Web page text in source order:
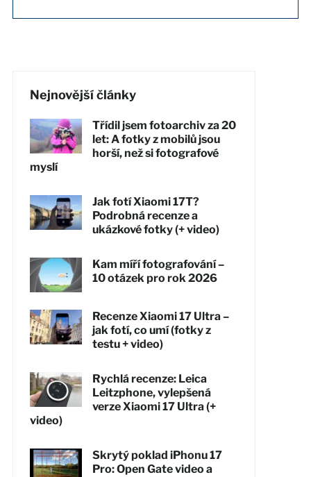
Nejnovější články
Třídil jsem fotoarchiv za 20
let: A fotky z mobilů jsou
horší, než si fotografové
myslí
Jak fotí Xiaomi 17T?
Podrobná recenze a
ukázkové fotky (+ video)
Kam míří fotografování –
10 otázek pro rok 2026
Recenze Xiaomi 17 Ultra –
jak fotí, co umí (fotky z
testu + video)
Rychlá recenze: Leica
Leitzphone, vylepšená
verze Xiaomi 17 Ultra (+
video)
Skrytý poklad iPhonu 17
Pro: Open Gate video a